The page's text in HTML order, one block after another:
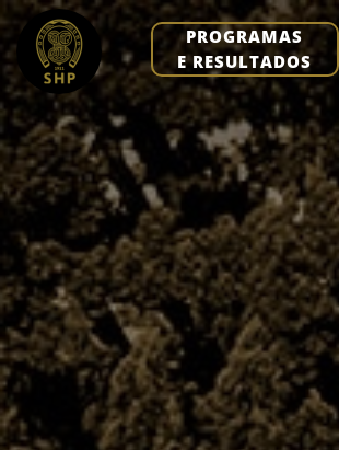
PROGRAMAS
E RESULTADOS